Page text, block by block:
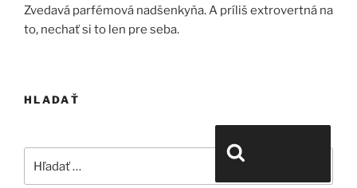
Zvedavá parfémová nadšenkyňa. A príliš extrovertná na
to, nechať si to len pre seba.
HLADAŤ